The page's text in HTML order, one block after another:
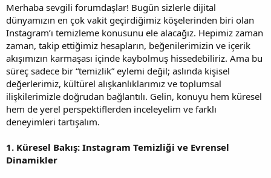
t
a
n
r
i
h
i
Merhaba sevgili forumdaşlar! Bugün sizlerle dijital
dünyamızın en çok vakit geçirdiğimiz köşelerinden biri olan
Instagram’ı temizleme konusunu ele alacağız. Hepimiz zaman
zaman, takip ettiğimiz hesapların, beğenilerimizin ve içerik
akışımızın karmaşası içinde kaybolmuş hissedebiliriz. Ama bu
süreç sadece bir “temizlik” eylemi değil; aslında kişisel
değerlerimiz, kültürel alışkanlıklarımız ve toplumsal
ilişkilerimizle doğrudan bağlantılı. Gelin, konuyu hem küresel
hem de yerel perspektiflerden inceleyelim ve farklı
deneyimleri tartışalım.
1. Küresel Bakış: Instagram Temizliği ve Evrensel
Dinamikler